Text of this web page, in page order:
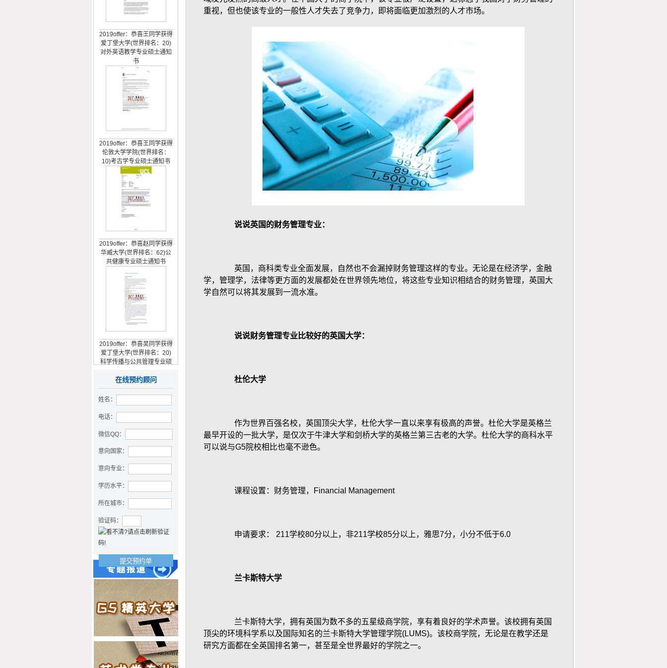
爱丁堡大学(世界排名：20)
对外英语教学专业硕士通知
书
伦敦大学学院(世界排名：
10)考古学专业硕士通知书
华威大学(世界排名：62)公
共健康专业硕士通知书
爱丁堡大学(世界排名：20)
科学传播与公共管理专业硕
士通知书
2019offer：恭喜王同学获得
牛津大学(世界排名：4)土木
工程方向博士通知书
2019offer：恭喜吴同学获得
牛津大学（世界排名：4）
材料科学专业本科通知书
2019offer：恭喜王同学获得
爱丁堡大学(世界排名：20)
对外英语教学专业硕士通知
在线预约顾问
姓名：
电话：
微信QQ：
意向国家：
意向专业：
学历水平：
所在城市：
验证码：
重视，但也使该专业的一般性人才失去了竞争力，即将面临更加激烈的人才市场。
说说英国的财务管理专业：
英国，商科类专业全面发展，自然也不会漏掉财务管理这样的专业。无论是在经济学，金融
学，管理学，法律等更方面的发展都处在世界领先地位，将这些专业知识相结合的财务管理，英国大
学自然可以将其发展到一流水准。
说说财务管理专业比较好的英国大学：
杜伦大学
作为世界百强名校，英国顶尖大学，杜伦大学一直以来享有极高的声誉。杜伦大学是英格兰
最早开设的一批大学，是仅次于牛津大学和剑桥大学的英格兰第三古老的大学。杜伦大学的商科水平
可以说与G5院校相比也毫不逊色。
课程设置：财务管理， Financial Management
申请要求： 211学校80分以上，非211学校85分以上，雅思7分，小分不低于6.0
兰卡斯特大学
兰卡斯特大学，拥有英国为数不多的五星级商学院，享有着良好的学术声誉。该校拥有英国
顶尖的环境科学系以及国际知名的兰卡斯特大学管理学院(LUMS)。该校商学院，无论是在教学还是
研究方面都在全英国排名第一，甚至是全世界最好的学院之一。